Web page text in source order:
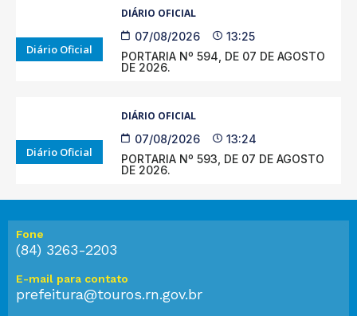
Diário Oficial
DIÁRIO OFICIAL
07/08/2026
13:25
PORTARIA Nº 594, DE 07 DE AGOSTO
DE 2026.
Diário Oficial
DIÁRIO OFICIAL
07/08/2026
13:24
PORTARIA Nº 593, DE 07 DE AGOSTO
DE 2026.
Fone
(84) 3263-2203
E-mail para contato
prefeitura@touros.rn.gov.br